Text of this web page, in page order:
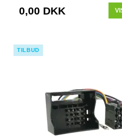
0,00 DKK
TILBUD